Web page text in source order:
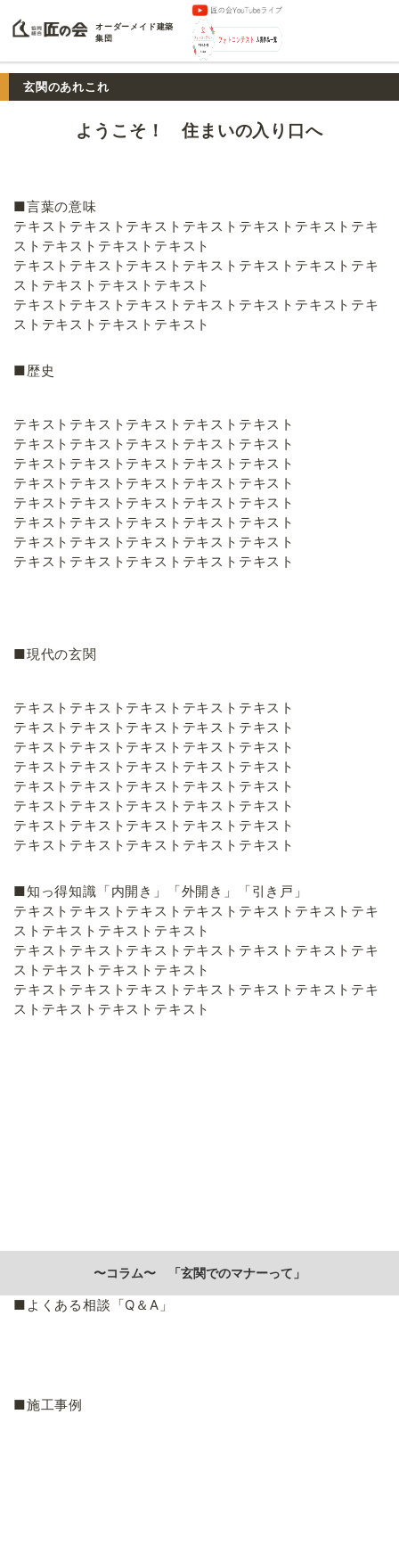
オーダーメイド建築
集団
玄関のあれこれ
ようこそ！ 住まいの入り口へ
■言葉の意味
テキストテキストテキストテキストテキストテキストテキ
ストテキストテキストテキスト
テキストテキストテキストテキストテキストテキストテキ
ストテキストテキストテキスト
テキストテキストテキストテキストテキストテキストテキ
ストテキストテキストテキスト
■歴史
テキストテキストテキストテキストテキスト
テキストテキストテキストテキストテキスト
テキストテキストテキストテキストテキスト
テキストテキストテキストテキストテキスト
テキストテキストテキストテキストテキスト
テキストテキストテキストテキストテキスト
テキストテキストテキストテキストテキスト
テキストテキストテキストテキストテキスト
■現代の玄関
テキストテキストテキストテキストテキスト
テキストテキストテキストテキストテキスト
テキストテキストテキストテキストテキスト
テキストテキストテキストテキストテキスト
テキストテキストテキストテキストテキスト
テキストテキストテキストテキストテキスト
テキストテキストテキストテキストテキスト
テキストテキストテキストテキストテキスト
■知っ得知識「内開き」「外開き」「引き戸」
テキストテキストテキストテキストテキストテキストテキ
ストテキストテキストテキスト
テキストテキストテキストテキストテキストテキストテキ
ストテキストテキストテキスト
テキストテキストテキストテキストテキストテキストテキ
ストテキストテキストテキスト
〜コラム〜 「玄関でのマナーって」
■よくある相談「Q ＆A 」
■施工事例